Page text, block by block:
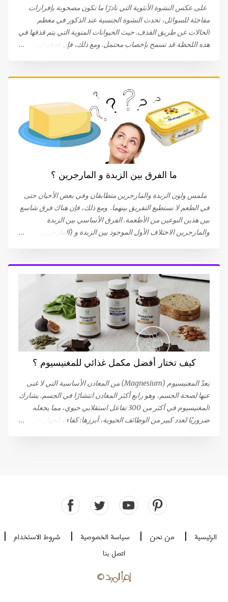
على عكس النشوة الأنثوية التي نادرًا ما تكون مصحوبة بإفرازات
مفاجئة للسوائل، تحدث النشوة الجنسية عند الذكور في معظم
الحالات عن طريق القذف. حيث الحيوانات المنوية التي يتم قذفها في
هذه اللحظة قد تسمح بإخصاب محتمل. ومع ذلك، فإن قذف السائل
القذف، التي تحدث عند بعض الرجال الذين يحدث القذف والنشوة
الجنسية لديهم حتى قبل الإيلاج أو بعده بسرعة كبيرة. القذف
التلقائي هو ظاهرة مرضية تؤثر على العديد من الأشخاص. غالبًا ما
تلعب الحالة النفسية للشخص دورًا مهمًا. يعد القلق والتوتر من أهم
أسباب القذف بدون النشوة الجنسية. من المحتمل أيضًا أن الذهاب
إلى المرحاض أو ملامسة الحشفة للملابس قد تؤدي إلى حدوث
القذف التلقائي. 81٪ من الرجال الذين يعانون من هذا النوع من
القذف لا يشعرون بالمتعة أثناء حدوثه. بينما تعترف النسبة المتبقية
(19 ٪) بشعورهم بالنشوة، (ولكنها أقل من تلك التي تحدث أثناء
الإتصال الجنسي المرغوب فيه)، أو تقلصات تحت الحوض التي تحدث
أثناء النشوة الجنسية. يمكن أن تؤدي...
ما الفرق بين الزبدة و المارجرين ؟
ملمس ولون الزبدة والمارجرين متطابقان وفي بعض الأحيان حتى
في الطعم لا نستطيع التفريق بينهما. ومع ذلك، فإن هناك فرق شاسع
بين هذين النوعين من الأطعمة. الفرق الأساسي بين الزبدة
والمارجرين الاختلاف الأول الموجود بين الزبدة و (المارجرين)، هو
مكونات . يتم استخلاص الزبدة من الدهون الموجودة في الحليب.
لذلك فهي دهون حيوانية. أما (المارجرين) فهي مصنوعة من الدهون
النباتية، من زيت اللفت (الكولزا) أو زيت عباد الشمس . ما يجب أن
تعرفه عن زبدة حليب البقر يبدأ إنتاج الزبدة بجمع الحليب. بعد تبريده
لفصل الكريمة عن الحليب، يتم تسخين الكريمة بعد ذلك لإزالة
الرطوبة الزائدة. ثم يتم تقليب هذه الكريمة السميكة أو رجِّها أو
ضربها ميكانيكيًا حتى تتحول إلى حبوب من الزبدة و مصل اللبن
(Whey). يتم بعد ذلك فصل الزبدة عن مصل اللبن وغسلها بالماء
البارد لإزالة بقايا مصل اللبن. هذه العملية الفيزيائية تستخرج الدهون
من الحليب، وتنتج الزبدة التي نعرفها. هذه الزبدة م...
كيف تختار أفضل مكمل غذائي للمغنيسيوم ؟
يُعدّ المغنيسيوم (Magnesium) من المعادن الأساسية التي لا غنى
عنها لصحة الجسم، وهو رابع أكثر المعادن انتشارًا في الجسم. يشارك
المغنيسيوم في أكثر من 300 تفاعل استقلابي حيوي، مما يجعله
ضروريًا لعدد كبير من الوظائف الحيوية، أبرزها: كفاءة الجهاز العصبي
حالات النقص فيه منتشرة على نطاق واسع، خاصة في ظل ظروف
الإجهاد والتوتر التي تزيد من استهلاكه. يُعتبر نقص المغنيسيوم سببًا
رئيسيًا للشعور بالإرهاق والتعب المزمن، مما يستدعي اللجوء إلى
المكملات الغذائية في كثير من الأحيان. معايير اختيار مكمل
المغنيسيوم: التركيز والامتصاص يوجد المغنيسيوم في صورة "أملاح"
الرئيسية من نحن سياسة الخصوصية شروط الاستخدام
اتصل بنا
إقرأ المزيد©